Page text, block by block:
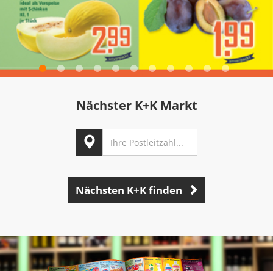
Nächster K+K Markt
Nächsten K+K finden